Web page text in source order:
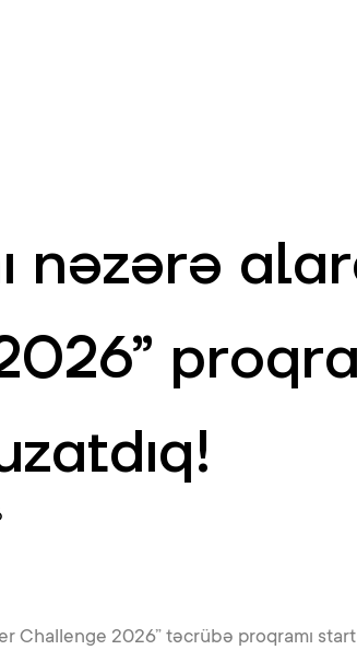
nəzərə
Challenge 2026” təcrübə proqramı